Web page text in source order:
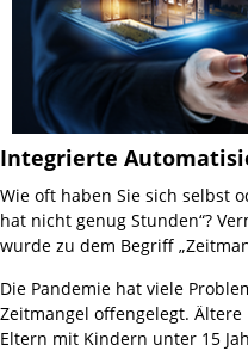
Integrierte
Wie oft haben Sie sich selbst
hat nicht genug Stunden“?
wurde zu dem Begriff
Die Pandemie hat viele
Zeitmangel offengelegt.
Eltern mit Kindern unter 15